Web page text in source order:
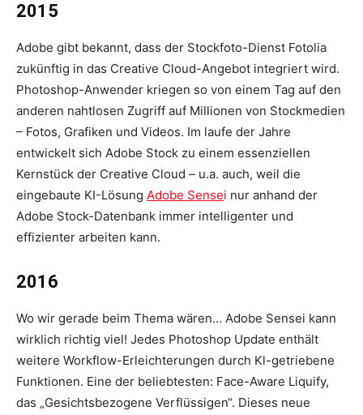
2015
Adobe gibt bekannt, dass der Stockfoto-Dienst Fotolia
zukünftig in das Creative Cloud-Angebot integriert wird.
Photoshop-Anwender kriegen so von einem Tag auf den
anderen nahtlosen Zugriff auf Millionen von Stockmedien
– Fotos, Grafiken und Videos. Im laufe der Jahre
entwickelt sich Adobe Stock zu einem essenziellen
Kernstück der Creative Cloud – u.a. auch, weil die
eingebaute KI-Lösung Adobe Sensei nur anhand der
Adobe Stock-Datenbank immer intelligenter und
effizienter arbeiten kann.
2016
Wo wir gerade beim Thema wären… Adobe Sensei kann
wirklich richtig viel! Jedes Photoshop­ Update enthält
weitere Workflow-Erleichterungen durch Kl-getriebene
Funktionen. Eine der beliebtesten: Face-Aware Liquify,
das „Gesichtsbezogene Verflüssigen“. Dieses neue